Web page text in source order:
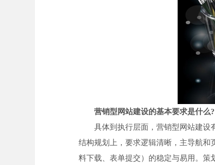
营销型网站建设的基本要求是什么?
具体到执行层面，营销型网站建设
结构规划上，要求逻辑清晰，主导航和
料下载、表单提交）的稳定与易用。策